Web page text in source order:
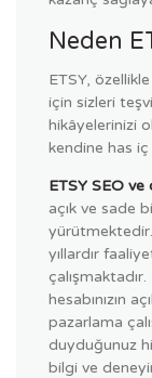
Neden
ETSY,
için sizleri
hikâyelerinizi
kendine has iç
ETSY SEO
açık ve sade
yürütmektedir.
yıllardır
çalışmaktadır.
hesabınızın
pazarlama
duyduğunuz
bilgi ve